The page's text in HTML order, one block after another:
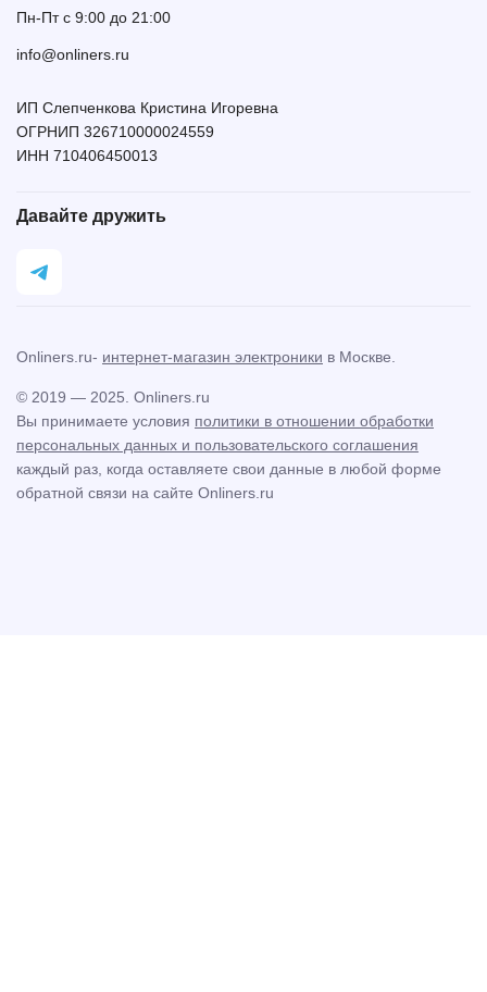
Пн-Пт с 9:00 до 21:00
info@onliners.ru
ИП Слепченкова Кристина Игоревна
ОГРНИП 326710000024559
ИНН 710406450013
Давайте дружить
Вы принимаете условия политики в отношении обработки
персональных данных и пользовательского соглашения
каждый раз, когда оставляете свои данные в любой форме
обратной связи на сайте Onliners.ru
© 2019 — 2025. Onliners.ru
Onliners.ru- интернет-магазин электроники в Москве.